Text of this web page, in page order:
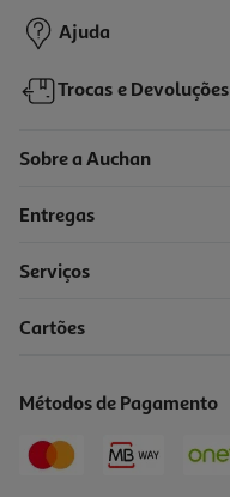
Ajuda
Trocas e Devoluções
Sobre a Auchan
Entregas
Serviços
Cartões
Métodos de Pagamento